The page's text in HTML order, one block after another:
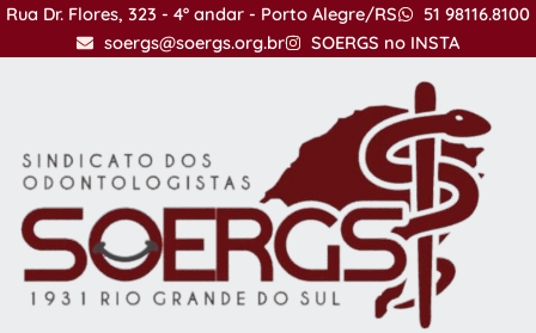
IrRua Dr. Flores, 323 - 4º andar - Porto Alegre/RS
51 98116.8100
soergs@soergs.org.br
SOERGS no INSTA